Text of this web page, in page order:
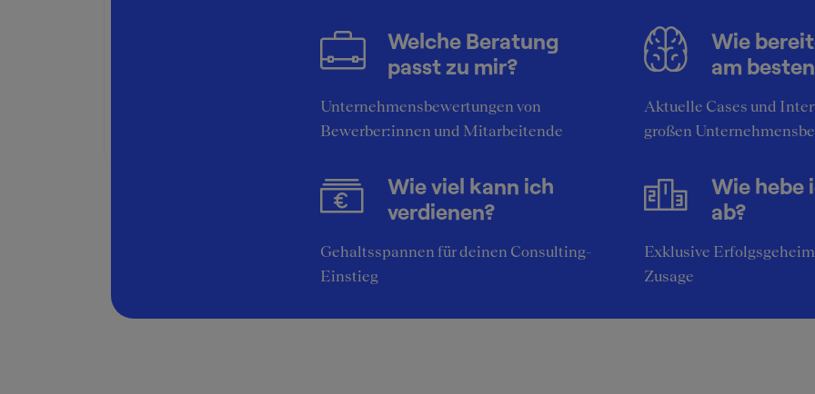
Positiv am Arbeitgeber
10 Schulungstage pro Jahr
Gute Karrieremöglichkeiten
Negativ am
Wechselne Einsatzorte
Welche Beratung
passt zu mir?
Unternehmensbewertungen von
Bewerber:innen und Mitarbeitende
Wie
am
Aktuelle Cases und
großen
Wie viel kann ich
verdienen?
Gehaltsspannen für deinen Consulting-
Einstieg
Wie hebe
ab?
Exklusive
Zusage